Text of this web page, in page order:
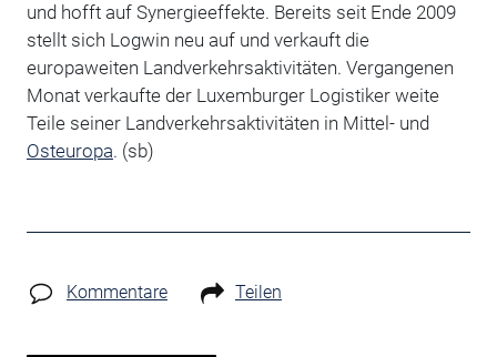
und hofft auf Synergieeffekte. Bereits seit Ende 2009
stellt sich Logwin neu auf und verkauft die
europaweiten Landverkehrsaktivitäten. Vergangenen
Monat verkaufte der Luxemburger Logistiker weite
Teile seiner Landverkehrsaktivitäten in Mittel- und
Osteuropa. (sb)
Kommentare Teilen